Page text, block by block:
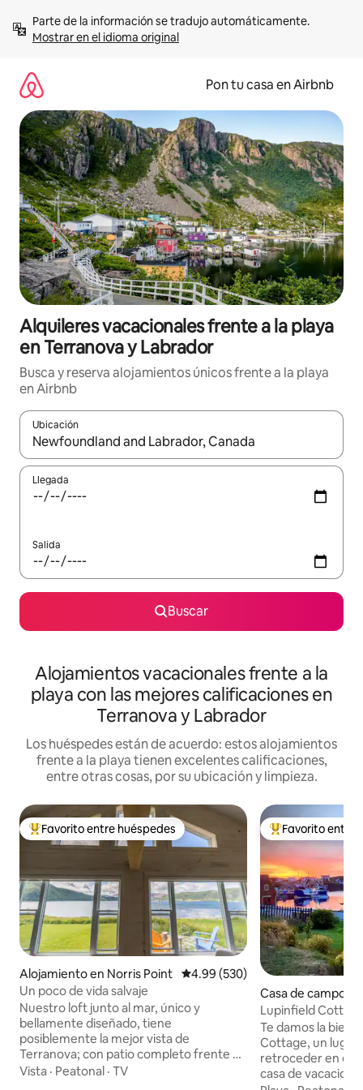
contenidoMostrar en el idioma original
Pon tu casa en Airbnb
Alquileres vacacionales frente a la playa
en Terranova y Labrador
Busca y reserva alojamientos únicos frente a la playa
en Airbnb
Ubicación
Cuando los resultados estén disponibles, navega con las
Llegada
Salida
Buscar
Alojamientos vacacionales frente a la
playa con las mejores calificaciones en
Terranova y Labrador
Los huéspedes están de acuerdo: estos alojamientos
frente a la playa tienen excelentes calificaciones,
entre otras cosas, por su ubicación y limpieza.
Favorito entre huéspedes preferido
Favorito entre huéspedes
Alojamiento en Norris Point Calificación promedio: 4.99 de
4.99 (530)
Un poco de vida salvaje
Nuestro loft junto al mar, único y
bellamente diseñado, tiene
posiblemente la mejor vista de
Terranova; con patio completo frente al
mar, avistamientos de ballenas en
Vista · Peatonal · TV
Favorito entre
Favorito entre
Casa de campo
e
Lupinfield
curada
Te damos la
Cottage, un lugar
retroceder en el
casa de